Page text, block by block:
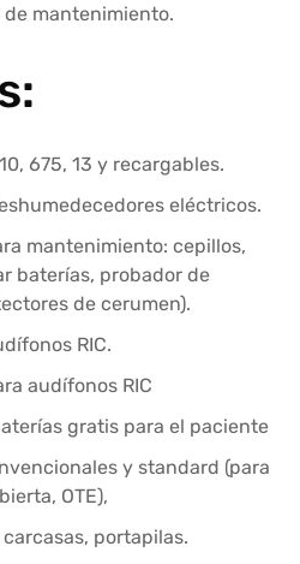
mantenimiento.
675, 13 y recargables.
eléctricos.
mantenimiento: cepillos,
baterías, probador de
de cerumen).
RIC.
audífonos RIC
gratis para el paciente
y standard (para
OTE),
portapilas.